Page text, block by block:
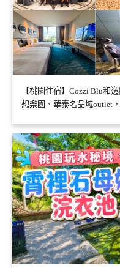
【桃園住宿】Cozzi Blu和
想樂園、華泰名品城outlet